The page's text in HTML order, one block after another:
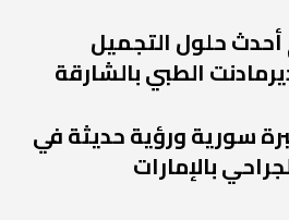
أحدث حلول التجميل
الطبي بالشارقة
سورية ورؤية حديثة في
بالإمارات